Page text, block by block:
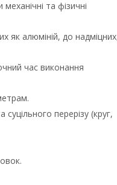
та фізичні
як алюміній, до
час виконання
перерізу (круг,